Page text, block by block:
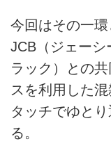
今回はその一環
JCB（ジェーシ
ラック）との
スを利用した
タッチでゆと
る。